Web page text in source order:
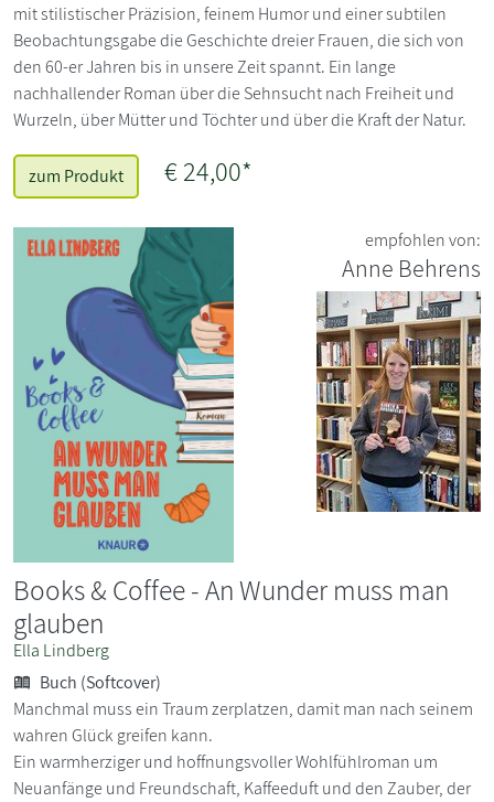
mit stilistischer Präzision, feinem Humor und einer subtilen
Beobachtungsgabe die Geschichte dreier Frauen, die sich von
den 60-er Jahren bis in unsere Zeit spannt. Ein lange
nachhallender Roman über die Sehnsucht nach Freiheit und
Wurzeln, über Mütter und Töchter und über die Kraft der Natur.
zum Produkt € 24,00*
empfohlen von:
Anne Behrens
Books & Coffee - An Wunder muss man
glauben
Ella Lindberg
Buch (Softcover)
Manchmal muss ein Traum zerplatzen, damit man nach seinem
wahren Glück greifen kann.
Ein warmherziger und hoffnungsvoller Wohlfühlroman um
Neuanfänge und Freundschaft, Kaffeeduft und den Zauber, der